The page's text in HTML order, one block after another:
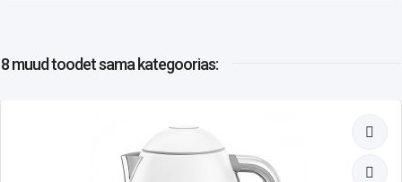
8 muud toodetsama kategoorias: